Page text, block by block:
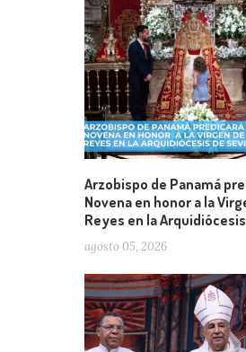
Arzobispo de Panamá
Novena en honor a la
Reyes en la
agosto 05, 2026